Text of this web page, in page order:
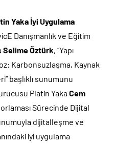
Yaka İyi Uygulama
Danışmanlık ve Eğitim
SelimeÖztürk, “Yapı
Karbonsuzlaşma, Kaynak
başlıklı sunumunu
Platin YakaCem
Sürecinde Dijital
dijitalleşme ve
iyi uygulama